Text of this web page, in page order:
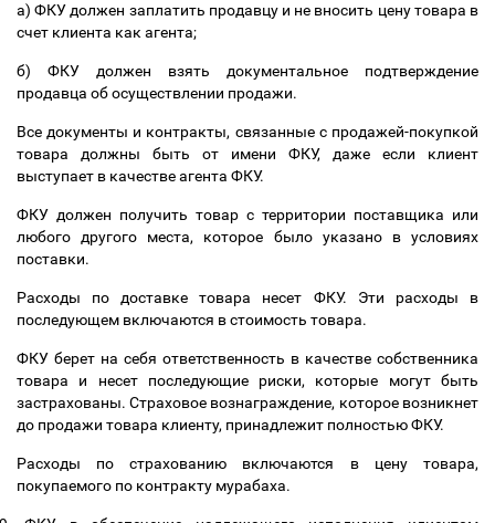
а) ФКУ должен заплатить продавцу и не вносить цену товара в
счет клиента как агента;
б) ФКУ должен взять документальное подтверждение
продавца об осуществлении продажи.
Все документы и контракты, связанные с продажей-покупкой
товара должны быть от имени ФКУ, даже если клиент
выступает в качестве агента ФКУ.
ФКУ должен получить товар с территории поставщика или
любого другого места, которое было указано в условиях
поставки.
Расходы по доставке товара несет ФКУ. Эти расходы в
последующем включаются в стоимость товара.
ФКУ берет на себя ответственность в качестве собственника
товара и несет последующие риски, которые могут быть
застрахованы. Страховое вознаграждение, которое возникнет
до продажи товара клиенту, принадлежит полностью ФКУ.
Расходы по страхованию включаются в цену товара,
покупаемого по контракту мурабаха.